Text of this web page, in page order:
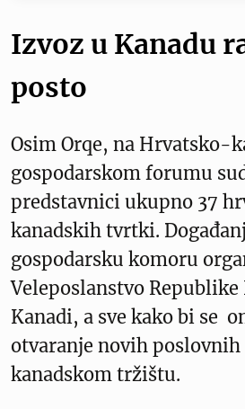
Izvoz u Kanadu
posto
Osim Orqe, na Hrvatsko-
gospodarskom forumu
predstavnici ukupno 37
kanadskih tvrtki.
gospodarsku komoru
Veleposlanstvo Republike
Kanadi, a sve kako bi se
otvaranje novih
kanadskom tržištu.